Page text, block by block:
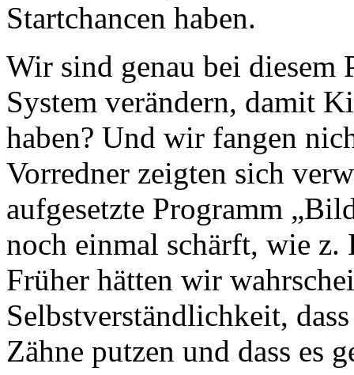
Startchancen haben.
Wir sind genau bei diesem
System verändern, damit
haben? Und wir fangen
Vorredner zeigten sich
aufgesetzte Programm
noch einmal schärft, wie z.
Früher hätten wir
Selbstverständlichkeit,
Zähne putzen und dass es